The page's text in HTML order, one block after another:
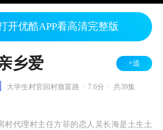
开优酷APP看高清完整版
乡爱 +追
大学生村官回村致富路 7.6分 共39集
村代理村主任方菲的恋人吴长海是土生土